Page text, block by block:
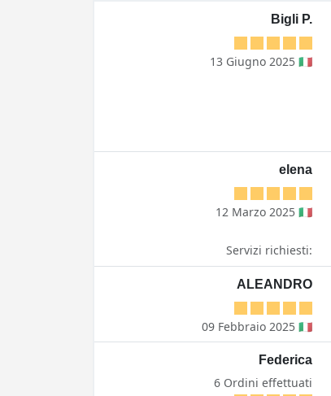
Bigli P.
13 Giugno 2025 🇮🇹
elena
12 Marzo 2025 🇮🇹
Servizi richiesti:
ALEANDRO
09 Febbraio 2025 🇮🇹
Federica
6 Ordini effettuati